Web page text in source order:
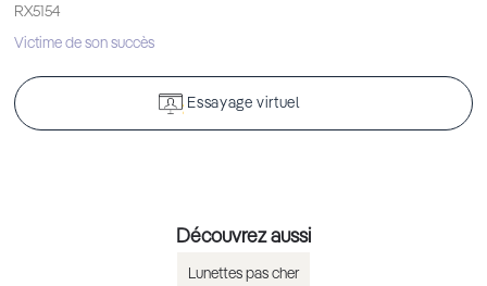
RX5154
Victime de son succès
Essayage virtuel
Découvrez aussi
Lunettes pas cher